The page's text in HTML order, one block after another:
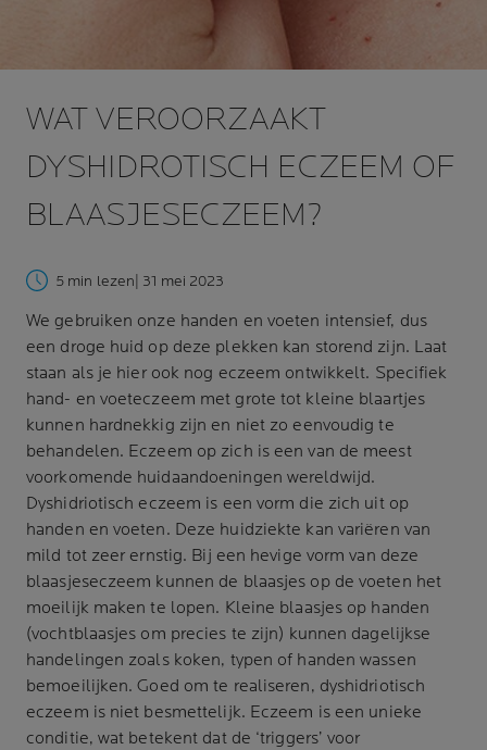
WAT VEROORZAAKT
DYSHIDROTISCH ECZEEM OF
BLAASJESECZEEM?
5 min lezen | 31 mei 2023
We gebruiken onze handen en voeten intensief, dus
een droge huid op deze plekken kan storend zijn. Laat
staan als je hier ook nog eczeem ontwikkelt. Specifiek
hand- en voeteczeem met grote tot kleine blaartjes
kunnen hardnekkig zijn en niet zo eenvoudig te
behandelen. Eczeem op zich is een van de meest
voorkomende huidaandoeningen wereldwijd.
Dyshidriotisch eczeem is een vorm die zich uit op
handen en voeten. Deze huidziekte kan variëren van
mild tot zeer ernstig. Bij een hevige vorm van deze
blaasjeseczeem kunnen de blaasjes op de voeten het
moeilijk maken te lopen. Kleine blaasjes op handen
(vochtblaasjes om precies te zijn) kunnen dagelijkse
handelingen zoals koken, typen of handen wassen
bemoeilijken. Goed om te realiseren, dyshidriotisch
eczeem is niet besmettelijk. Eczeem is een unieke
conditie, wat betekent dat de ‘triggers’ voor